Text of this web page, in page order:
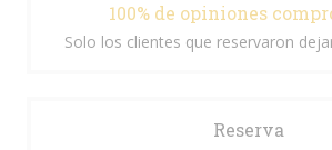
100% de opiniones
Solo los clientes que reservaron
Reserva